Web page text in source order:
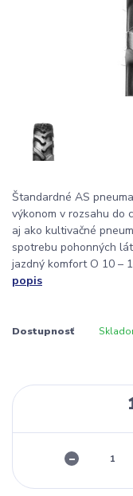
Štandardné AS
výkonom v rozsahu do
aj ako kultivačné
spotrebu pohonných
jazdný komfort O 10 –
popis
Dostupnosť